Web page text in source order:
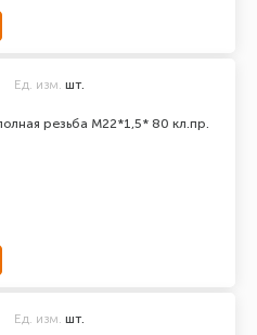
резьба M22*1,5* 80 кл.пр.
Ед. изм. шт.
Ед. изм. шт.